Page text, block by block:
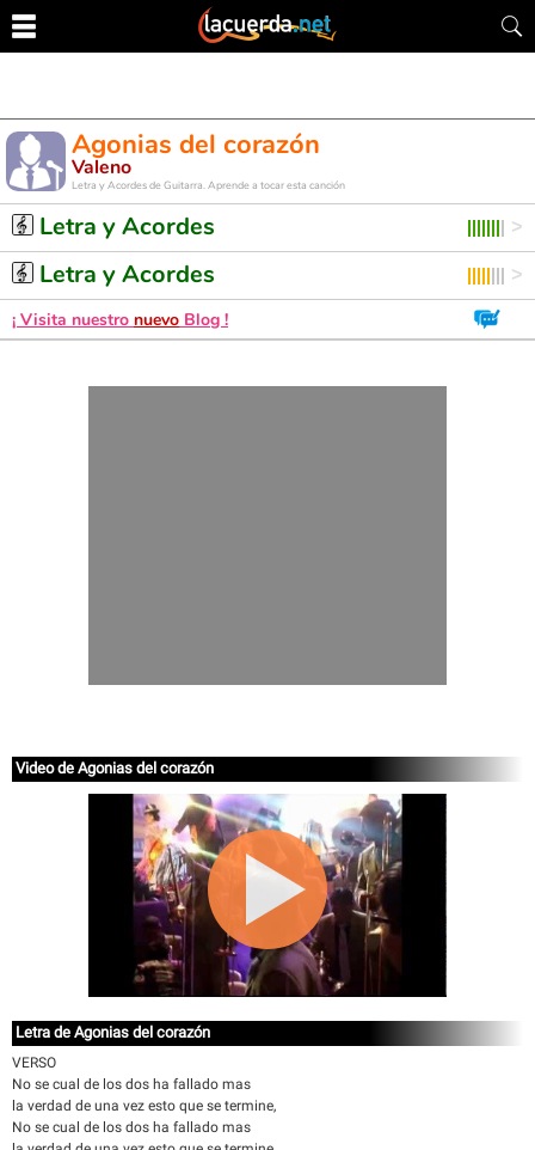
Agonias del corazón
Valeno
Letra y Acordes de Guitarra. Aprende a tocar esta canción
Letra y Acordes
Letra y Acordes
¡ Visita nuestro nuevo Blog !
Video de Agonias del corazón
Letra de Agonias del corazón
VERSO
No se cual de los dos ha fallado mas
la verdad de una vez esto que se termine,
No se cual de los dos ha fallado mas